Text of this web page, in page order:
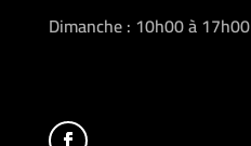
Dimanche : 10h00 à 17h00